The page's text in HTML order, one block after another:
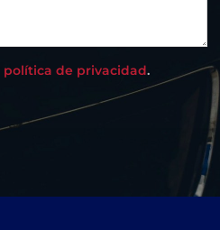
política de privacidad.